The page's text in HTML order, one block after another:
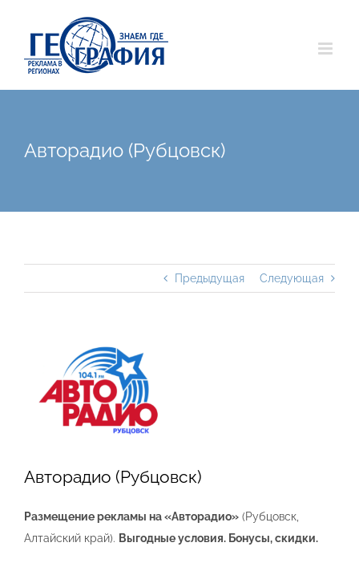
content
Авторадио (Рубцовск)
Предыдущая Следующая
Image
Авторадио (Рубцовск)
Размещение рекламы на «Авторадио» (Рубцовск,
Алтайский край). Выгодные условия. Бонусы, скидки.